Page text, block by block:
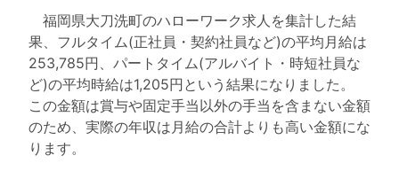
福岡県大刀洗町のハローワーク求人を集計した結
果、フルタイム(正社員・契約社員など)の平均月給は
253,785円、パートタイム(アルバイト・時短社員な
ど)の平均時給は1,205円という結果になりました。
この金額は賞与や固定手当以外の手当を含まない金額
のため、実際の年収は月給の合計よりも高い金額にな
ります。